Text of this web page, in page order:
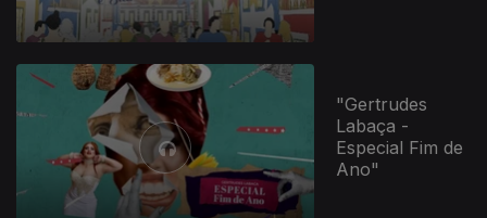
"Gertrudes
Labaça -
Especial Fim de
Ano"